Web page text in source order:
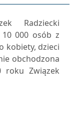
Radziecki
000 osób z
kobiety, dzieci
obchodzona
roku Związek